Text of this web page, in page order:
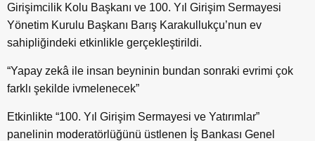
Girişimcilik Kolu Başkanı ve 100. Yıl Girişim Sermayesi
Yönetim Kurulu Başkanı Barış Karakullukçu’nun ev
sahipliğindeki etkinlikle gerçekleştirildi.
“Yapay zekâ ile insan beyninin bundan sonraki evrimi çok
farklı şekilde ivmelenecek”
Etkinlikte “100. Yıl Girişim Sermayesi ve Yatırımlar”
panelinin moderatörlüğünü üstlenen İş Bankası Genel